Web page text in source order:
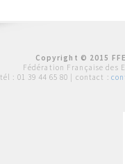
Copyright © 2015
Fédération Française des
tél : 01 39 44 65 80 | contact :